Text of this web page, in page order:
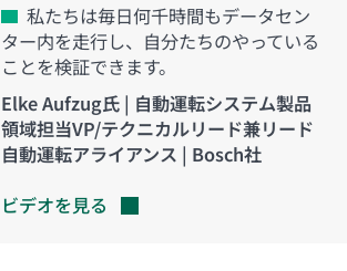
私たちは毎日何千時間もデータセン
ター内を走行し、自分たちのやっている
ことを検証できます。
Elke Aufzug氏 | 自動運転システム製品
領域担当VP/テクニカルリード兼リード
自動運転アライアンス | Bosch社
ビデオを見る